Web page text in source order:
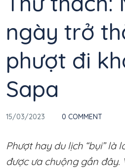
ngày trở
phượt đi
Sapa
15/03/2023 0 COMMENT
Phượt hay du lịch “bụi” là
được ưa chuộng gần